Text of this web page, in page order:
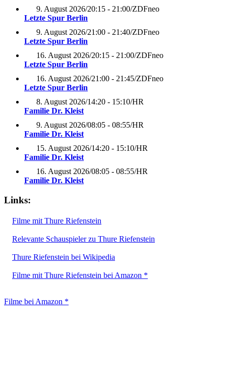
9. August 2026/20:15 - 21:00/ZDFneo
Letzte Spur Berlin
9. August 2026/21:00 - 21:40/ZDFneo
Letzte Spur Berlin
16. August 2026/20:15 - 21:00/ZDFneo
Letzte Spur Berlin
16. August 2026/21:00 - 21:45/ZDFneo
Letzte Spur Berlin
8. August 2026/14:20 - 15:10/HR
Familie Dr. Kleist
9. August 2026/08:05 - 08:55/HR
Familie Dr. Kleist
15. August 2026/14:20 - 15:10/HR
Familie Dr. Kleist
16. August 2026/08:05 - 08:55/HR
Familie Dr. Kleist
Links:
Filme mit Thure Riefenstein
Relevante Schauspieler zu Thure Riefenstein
Thure Riefenstein bei Wikipedia
Filme mit Thure Riefenstein bei Amazon *
Filme bei Amazon *